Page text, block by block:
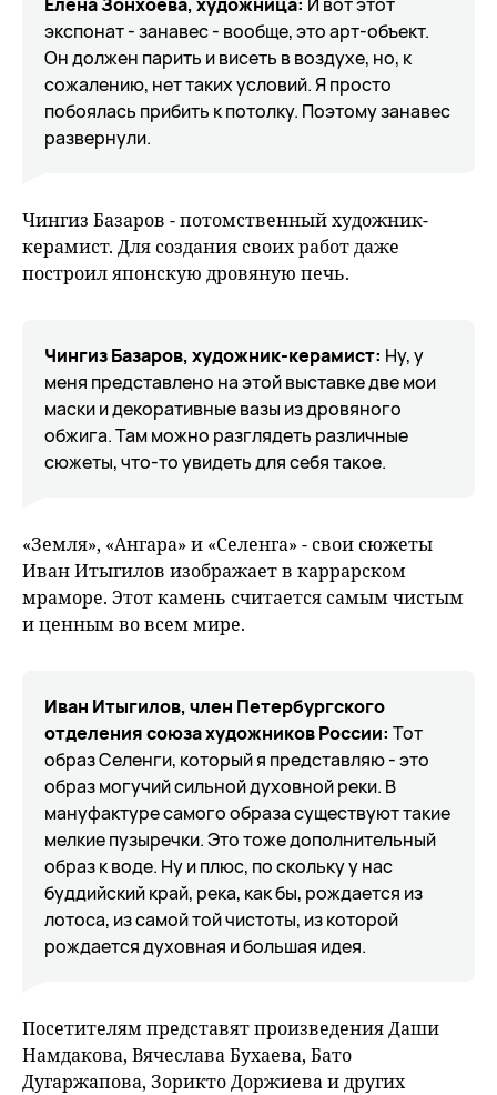
экспонат - занавес - вообще, это арт-объект.
Он должен парить и висеть в воздухе, но, к
сожалению, нет таких условий. Я просто
побоялась прибить к потолку. Поэтому занавес
развернули.
Чингиз Базаров - потомственный художник-
керамист. Для создания своих работ даже
построил японскую дровяную печь.
Чингиз Базаров, художник-керамист: Ну, у
меня представлено на этой выставке две мои
маски и декоративные вазы из дровяного
обжига. Там можно разглядеть различные
сюжеты, что-то увидеть для себя такое.
«Земля», «Ангара» и «Селенга» - свои сюжеты
Иван Итыгилов изображает в каррарском
мраморе. Этот камень считается самым чистым
и ценным во всем мире.
Иван Итыгилов, член Петербургского
отделения союза художников России: Тот
образ Селенги, который я представляю - это
образ могучий сильной духовной реки. В
мануфактуре самого образа существуют такие
мелкие пузыречки. Это тоже дополнительный
образ к воде. Ну и плюс, по скольку у нас
буддийский край, река, как бы, рождается из
лотоса, из самой той чистоты, из которой
рождается духовная и большая идея.
Посетителям представят произведения Даши
Намдакова, Вячеслава Бухаева, Бато
Дугаржапова, Зорикто Доржиева и других